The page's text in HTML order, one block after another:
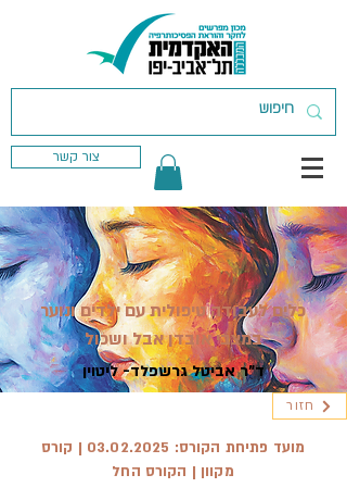
צור קשר
כלים לעבודה טיפולית עם ילדים ונוער
במצבי אובדן אבל ושכול
ד"ר אביטל גרשפלד- ליטוין
חזור
מועד פתיחת הקורס: 03.02.2025 | קורס
מקוון | הקורס החל